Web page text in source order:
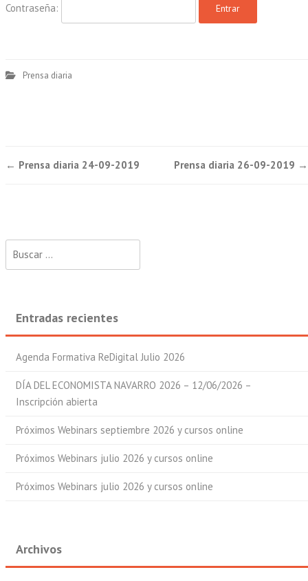
Contraseña:
Prensa diaria
Post
← Prensa diaria 24-09-2019 Prensa diaria 26-09-2019 →
Entradas recientes
Agenda Formativa ReDigital Julio 2026
DÍA DEL ECONOMISTA NAVARRO 2026 – 12/06/2026 –
Inscripción abierta
Próximos Webinars septiembre 2026 y cursos online
Próximos Webinars julio 2026 y cursos online
Próximos Webinars julio 2026 y cursos online
Archivos